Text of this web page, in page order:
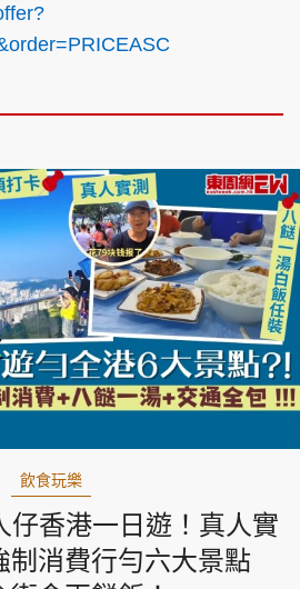
飲食玩樂
仔香港一日遊！真人實
制消費行勻六大景點